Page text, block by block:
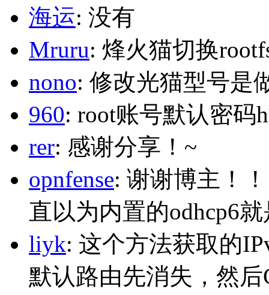
海运: 没有
Mruru: 烽火猫切换
nono: 修改光猫型号是
960: root账号默认密码
rer: 感谢分享！~
opnfense: 谢谢博主！
直以为内置的odhcp6
liyk: 这个方法获取的
默认路由先消失，然